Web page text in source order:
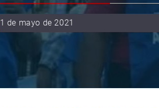
1 de mayo de 2021